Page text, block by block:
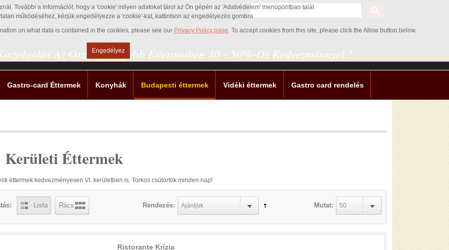
További a információt, hogy a 'cookie' milyen adatokat tárol az Ön gépén az 'Adatvédelem' menüpontban talál.
működéséhez, kérjük engedélyezze a 'cookie'-kat, kattintson az engedélyezés gombra.
on what data is contained in the cookies, please see our Privacy Policy page. To accept cookies from this site, please click the Allow button below.
Engedélyez
KÁRTYA ELLENŐRZŐ
Kosár Pénztár Térképes kereső Bejelentkezés
Az Ország Legjobb Éttermeiben 30 - 50%-Os Kedvezménnyel."
Gastro-card Éttermek Konyhák Budapesti éttermek Vidéki éttermek Gastro card rendelés
Éttermek
éttermek kedvezményesen VI. kerületben is. Torkos csütörtök minden nap!
Lista Rács Rendezés: Ajánljuk Mutat: 50
Ristorante Krízia